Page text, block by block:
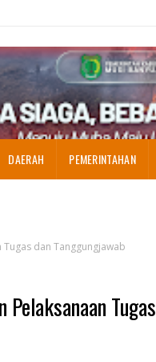
DAERAH PEMERINTAHAN
Tugas dan Tanggungjawab
Pelaksanaan Tugas